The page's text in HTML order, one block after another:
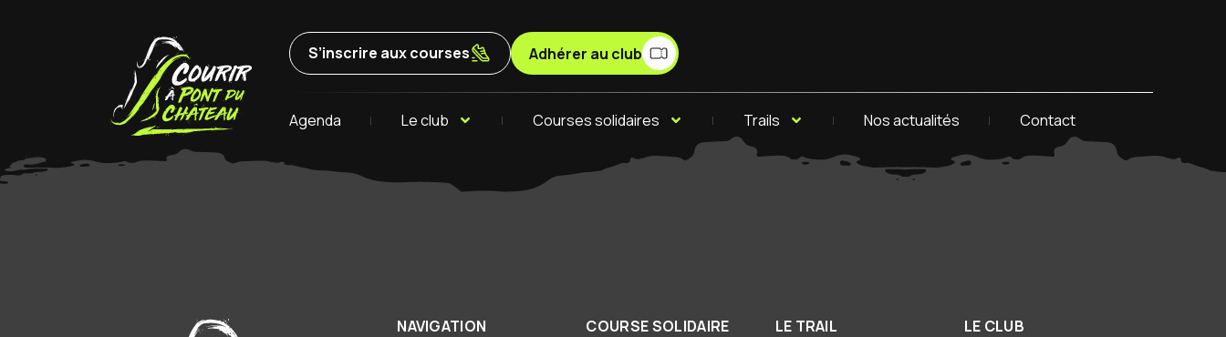
S’inscrire aux courses Adhérer au club
Agenda Le club Courses solidaires Trails Nos actualités Contact
NAVIGATION
COURSE SOLIDAIRE
LE TRAIL
LE CLUB